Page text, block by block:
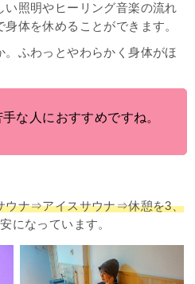
い照明やヒーリング音楽の流れ
体を休めることができます。
。ふわっとやわらかく身体がほ
な人におすすめですね。
ウナ⇒アイスサウナ⇒休憩を3、
になっています。